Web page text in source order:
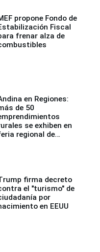
propone Fondo de
Fiscal
frenar alza de
en Regiones:
de 50
se exhiben en
regional de
firma decreto
el "turismo" de
por
en EEUU